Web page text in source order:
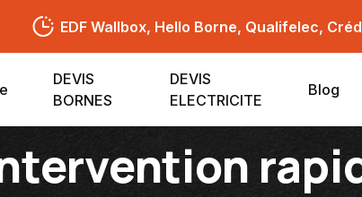
EDF Wallbox, Hello Borne, Qualifelec,
DEVIS
BORNES
DEVIS
ELECTRICITE
Blog